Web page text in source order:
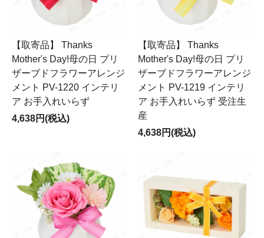
【取寄品】 Thanks
Mother's Day!母の日 プリ
ザーブドフラワーアレンジ
メント PV-1220 インテリ
ア お手入れいらず
4,638円(税込)
【取寄品】 Thanks
Mother's Day!母の日 プリ
ザーブドフラワーアレンジ
メント PV-1219 インテリ
ア お手入れいらず 受注生
産
4,638円(税込)